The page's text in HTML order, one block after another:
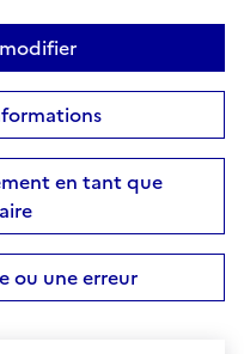
en tant que
ou une erreur